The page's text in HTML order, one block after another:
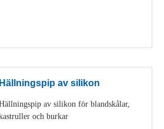
Hällningspip av silikon
av silikon för blandskålar,
och burkar